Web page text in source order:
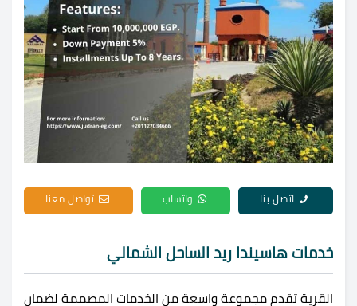
اتصل بنا واتساب تواصل معنا
خدمات هاسيندا ريد الساحل الشمالي
القرية تقدم مجموعة واسعة من الخدمات المصممة لضمان